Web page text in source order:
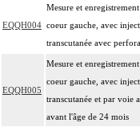
EQQH004
Mesure et
coeur gauche, avec
transcutanée avec
EQQH005
Mesure et
coeur gauche, avec
transcutanée et par voie
avant l'âge de 24 mois